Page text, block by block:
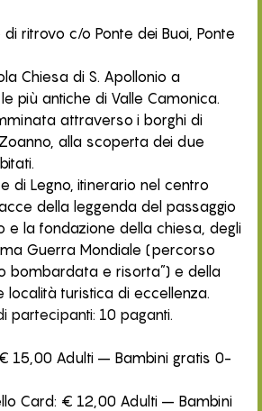
ritrovo c/o Ponte dei Buoi, Ponte
Chiesa di S. Apollonio a
più antiche di Valle Camonica.
attraverso i borghi di
alla scoperta dei due
di Legno, itinerario nel centro
della leggenda del passaggio
e la fondazione della chiesa, degli
Guerra Mondiale (percorso
bombardata e risorta”) e della
località turistica di eccellenza.
partecipanti: 10 paganti.
15,00 Adulti – Bambini gratis 0-
Card: € 12,00 Adulti – Bambini